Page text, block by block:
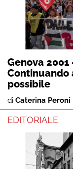
Genova 2001
Continuando
possibile
di Caterina Peroni
EDITORIALE